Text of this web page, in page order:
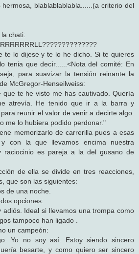
blablablablabla......(a criterio del
chati:
te lo dijese y te lo he dicho. Si te quieres
tenia que decir......<Nota del comité: En
para suavizar la tensión reinante la
McGregor-Henseilweiss:
que te he visto me has cautivado. Quería
atrevía. He tenido que ir a la barra y
reunir el valor de venir a decirte algo.
me lo hubiera podido perdonar."
memorizarlo de carrerilla pues a esas
con la que llevamos encima nuestra
raciocinio es pareja a la del gusano de
de ella se divide en tres reacciones,
que son las siguientes:
de una noche.
opciones:
Ideal si llevamos una trompa como
tampoco han ligado .
un campeón:
Yo no soy así. Estoy siendo sincero
besarte, y como quiero ser sincero